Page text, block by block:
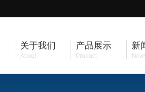
关于我们
About
产品展示
Product
新